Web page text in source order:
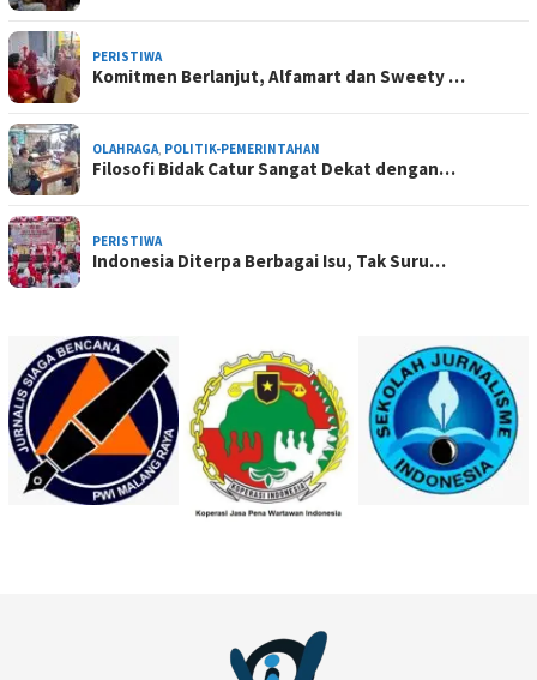
PERISTIWA
Komitmen Berlanjut, Alfamart dan Sweety …
OLAHRAGA, POLITIK-PEMERINTAHAN
Filosofi Bidak Catur Sangat Dekat dengan…
PERISTIWA
Indonesia Diterpa Berbagai Isu, Tak Suru…